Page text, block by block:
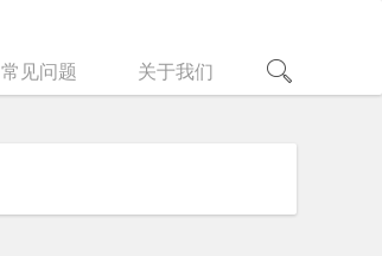
常见问题 关于我们